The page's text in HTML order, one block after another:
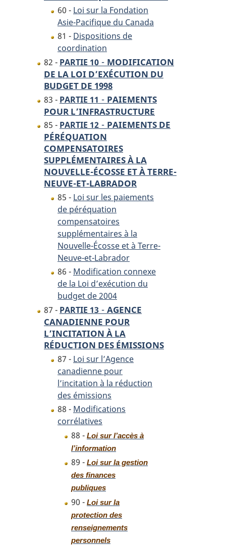
60 - Loi sur la Fondation
Asie-Pacifique du Canada
81 - Dispositions de
coordination
82 - PARTIE 10 - MODIFICATION
DE LA LOI D’EXÉCUTION DU
BUDGET DE 1998
83 - PARTIE 11 - PAIEMENTS
POUR L’INFRASTRUCTURE
85 - PARTIE 12 - PAIEMENTS DE
PÉRÉQUATION
COMPENSATOIRES
SUPPLÉMENTAIRES À LA
NOUVELLE-ÉCOSSE ET À TERRE-
NEUVE-ET-LABRADOR
85 - Loi sur les paiements
de péréquation
compensatoires
supplémentaires à la
Nouvelle-Écosse et à Terre-
Neuve-et-Labrador
86 - Modification connexe
de la Loi d’exécution du
budget de 2004
87 - PARTIE 13 - AGENCE
CANADIENNE POUR
L’INCITATION À LA
RÉDUCTION DES ÉMISSIONS
87 - Loi sur l’Agence
canadienne pour
l’incitation à la réduction
des émissions
88 - Modifications
corrélatives
88 - Loi sur l’accès à
l’information
89 - Loi sur la gestion
des finances
publiques
90 - Loi sur la
protection des
renseignements
personnels